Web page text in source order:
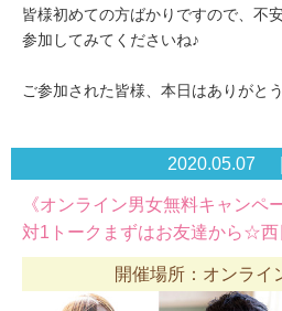
皆様初めての方ばかりですので、不
参加してみてくださいね♪
ご参加された皆様、本日はありがと
2020.05.07
《オンライン男女無料キャン
対1トークまずはお友達から☆西
開催場所：オンライ